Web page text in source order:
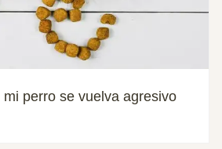
perro se vuelva agresivo